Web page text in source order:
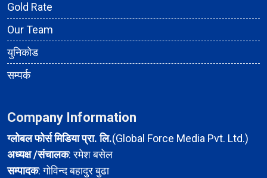
Gold Rate
Our Team
युनिकोड
सम्पर्क
Company Information
ग्लोबल फोर्स मिडिया प्रा. लि.(Global Force Media Pvt. Ltd.)
अध्यक्ष /संचालक: रमेश बसेल
सम्पादक: गोविन्द बहादुर बुढा